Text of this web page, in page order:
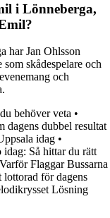
i Lönneberga,
har Jan Ohlsson
skådespelare och
och
behöver veta •
dagens dubbel resultat
idag •
idag: Så hittar du rätt
Flaggar Bussarna
för dagens
Lösning